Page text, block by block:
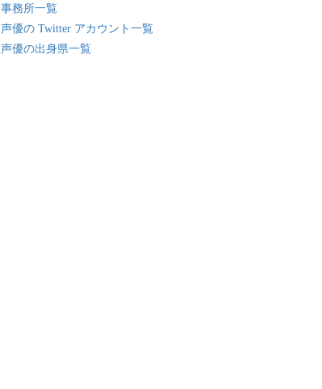
事務所一覧
声優の Twitter アカウント一覧
声優の出身県一覧